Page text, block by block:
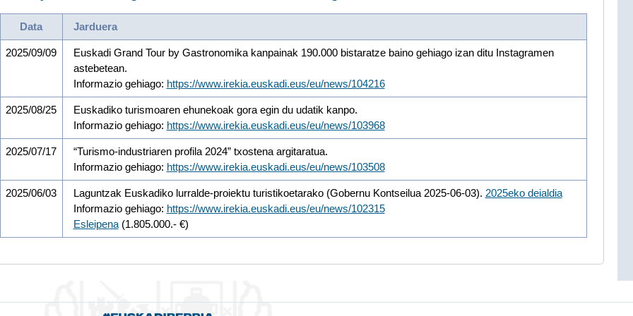
Data Jarduera
2025/09/09
Euskadi Grand Tour by Gastronomika kanpainak 190.000 bistaratze baino gehiago izan ditu Instagramen
astebetean.
Informazio gehiago: https://www.irekia.euskadi.eus/eu/news/104216
2025/08/25
Euskadiko turismoaren ehunekoak gora egin du udatik kanpo.
Informazio gehiago: https://www.irekia.euskadi.eus/eu/news/103968
2025/07/17
“Turismo-industriaren profila 2024” txostena argitaratua.
Informazio gehiago: https://www.irekia.euskadi.eus/eu/news/103508
2025/06/03 Laguntzak Euskadiko lurralde-proiektu turistikoetarako (Gobernu Kontseilua 2025-06-03). 2025eko deialdia
Informazio gehiago: https://www.irekia.euskadi.eus/eu/news/102315
Esleipena(1.805.000.- €)